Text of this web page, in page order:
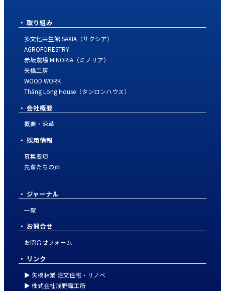
取り組み
多文化共生館 SAXIA（サクシア）
AGROFORESTRY
赤坂農場 MINORIA（ミノリア）
矢橋工房
WOOD WORK
Thăng Long House（タンロンハウス）
会社概要
概要・沿革
採用情報
募集要項
先輩たちの声
ジャーナル
一覧
お問合せ
お問合せフォーム
リンク
▶ 矢橋林業 注文住宅・リノベ
▶ 株式会社浅野鐵工所